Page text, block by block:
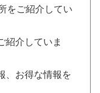
をご紹介してい
介していま
、お得な情報を